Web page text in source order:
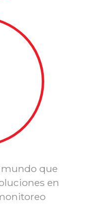
mundo que
en